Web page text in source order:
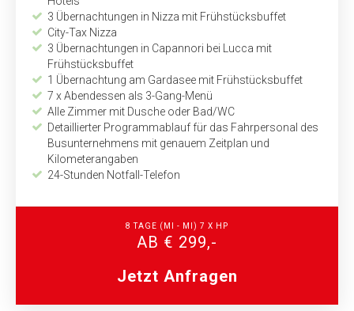
3 Übernachtungen in Nizza mit Frühstücksbuffet
City-Tax Nizza
3 Übernachtungen in Capannori bei Lucca mit
Frühstücksbuffet
1 Übernachtung am Gardasee mit Frühstücksbuffet
7 x Abendessen als 3-Gang-Menü
Alle Zimmer mit Dusche oder Bad/WC
Detaillierter Programmablauf für das Fahrpersonal des
Bus­unternehmens mit genauem Zeitplan und
Kilometerangaben
24-Stunden Notfall-Telefon
8 TAGE (MI - MI) 7 X HP
AB € 299,-
Jetzt Anfragen